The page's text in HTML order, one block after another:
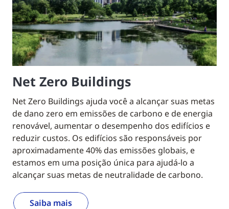
Net Zero Buildings
Net Zero Buildings ajuda você a alcançar suas metas
de dano zero em emissões de carbono e de energia
renovável, aumentar o desempenho dos edifícios e
reduzir custos. Os edifícios são responsáveis por
aproximadamente 40% das emissões globais, e
estamos em uma posição única para ajudá-lo a
alcançar suas metas de neutralidade de carbono.
Saiba mais